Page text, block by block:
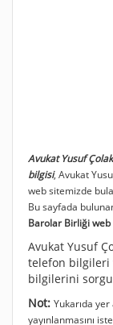
Avukat Yusuf
bilgisi, Avukat
web sitemizde
Bu sayfada
Barolar Birliği web
Avukat Yusuf
telefon bilgileri
bilgilerini
Not: Yukarıda
yayınlanmasını